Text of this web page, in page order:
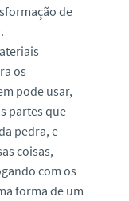
de
os
pode usar,
partes que
pedra, e
coisas,
com os
forma de um